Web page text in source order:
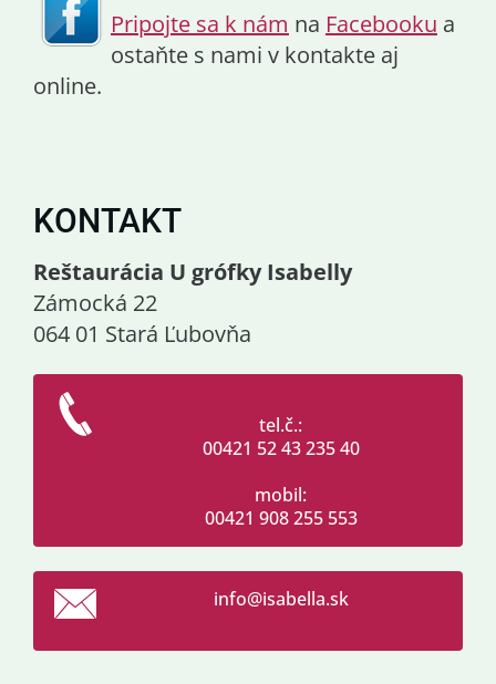
Pripojte sa k nám na Facebooku a
ostaňte s nami v kontakte aj
online.
KONTAKT
Reštaurácia U grófky Isabelly
Zámocká 22
064 01 Stará Ľubovňa
tel.č.:
00421 52 43 235 40
mobil:
00421 908 255 553
info@isabella.sk